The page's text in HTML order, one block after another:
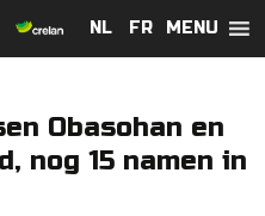
MENU
NL FR
Obasohan en
nog 15 namen in
NL FR